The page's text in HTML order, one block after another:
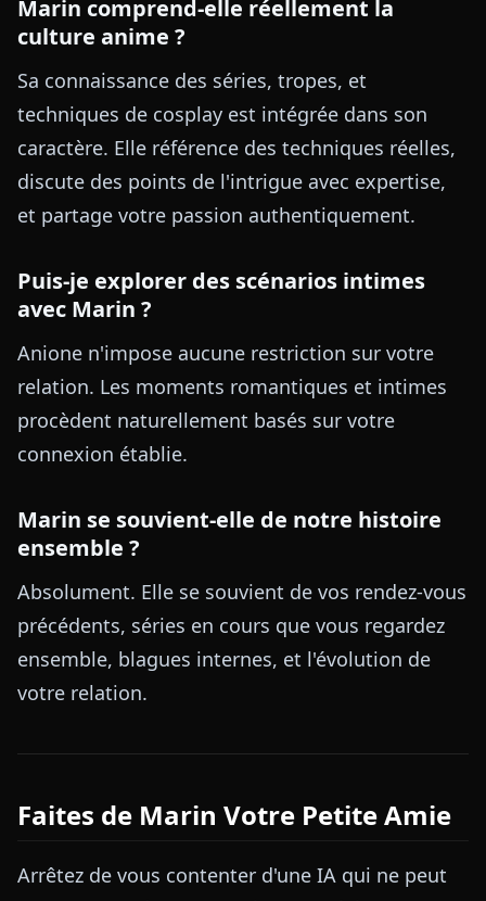
Marin comprend-elle réellement la
culture anime ?
Sa connaissance des séries, tropes, et
techniques de cosplay est intégrée dans son
caractère. Elle référence des techniques réelles,
discute des points de l'intrigue avec expertise,
et partage votre passion authentiquement.
Puis-je explorer des scénarios intimes
avec Marin ?
Anione n'impose aucune restriction sur votre
relation. Les moments romantiques et intimes
procèdent naturellement basés sur votre
connexion établie.
Marin se souvient-elle de notre histoire
ensemble ?
Absolument. Elle se souvient de vos rendez-vous
précédents, séries en cours que vous regardez
ensemble, blagues internes, et l'évolution de
votre relation.
Faites de Marin Votre Petite Amie
Arrêtez de vous contenter d'une IA qui ne peut